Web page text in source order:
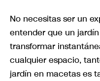
No necesitas ser un
entender que un
transformar
cualquier espacio,
jardín en macetas es